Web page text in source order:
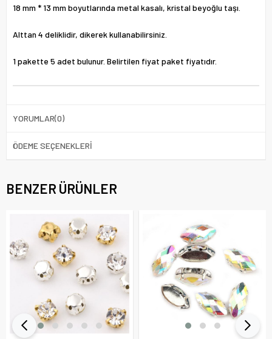
18 mm * 13 mm boyutlarında metal kasalı, kristal beyoğlu taşı.
Alttan 4 deliklidir, dikerek kullanabilirsiniz.
1 pakette 5 adet bulunur. Belirtilen fiyat paket fiyatıdır.
YORUMLAR(0)
ÖDEME SEÇENEKLERI
BENZER ÜRÜNLER